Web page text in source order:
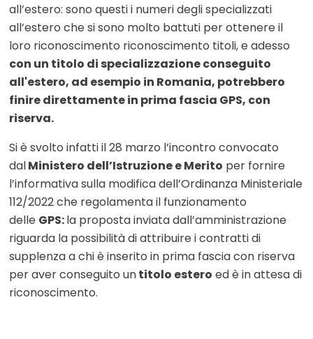
all’estero: sono questi i numeri degli specializzati
all’estero che si sono molto battuti per ottenere il
loro riconoscimento riconoscimento titoli, e adesso
con un titolo di specializzazione conseguito
all'estero, ad esempio in Romania, potrebbero
finire direttamente in prima fascia GPS, con
riserva.
Si è svolto infatti il 28 marzo l’incontro convocato
dalMinistero dell’Istruzione e Merito per fornire
l’informativa sulla modifica dell’Ordinanza Ministeriale
112/2022 che regolamenta il funzionamento
delle GPS:la proposta inviata dall’amministrazione
riguarda la possibilità di attribuire i contratti di
supplenza a chi è inserito in prima fascia con riserva
per aver conseguito untitolo estero ed è in attesa di
riconoscimento.